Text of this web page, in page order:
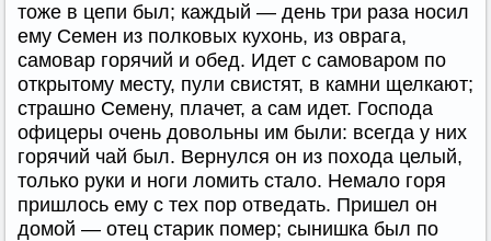
тоже в цепи был; каждый — день три раза носил
ему Семен из полковых кухонь, из оврага,
самовар горячий и обед. Идет с самоваром по
открытому месту, пули свистят, в камни щелкают;
страшно Семену, плачет, а сам идет. Господа
офицеры очень довольны им были: всегда у них
горячий чай был. Вернулся он из похода целый,
только руки и ноги ломить стало. Немало горя
пришлось ему с тех пор отведать. Пришел он
домой — отец старик помер; сынишка был по